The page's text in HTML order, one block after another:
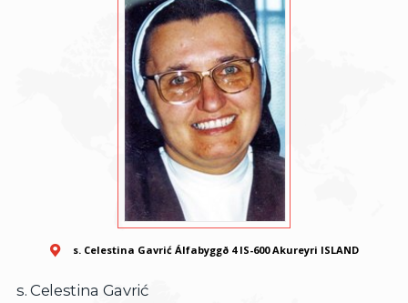
s. Celestina Gavrić Álfabyggð 4 IS-600 Akureyri ISLAND
s. Celestina Gavrić